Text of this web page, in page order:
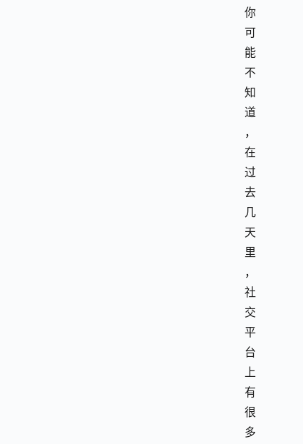
你
可
能
不
知
道
，
在
过
去
几
天
里
，
社
交
平
台
上
有
很
多